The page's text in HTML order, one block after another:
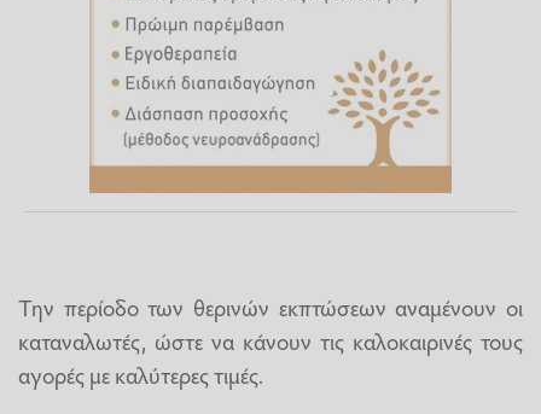
Την περίοδο των θερινών εκπτώσεων αναμένουν οι
καταναλωτές, ώστε να κάνουν τις καλοκαιρινές τους
αγορές με καλύτερες τιμές.